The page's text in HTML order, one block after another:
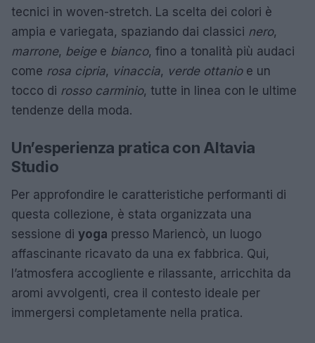
tecnici in woven-stretch. La scelta dei colori è
ampia e variegata, spaziando dai classici nero,
marrone, beigee bianco, fino a tonalità più audaci
come rosa cipria, vinaccia, verde ottanioe un
tocco di rosso carminio, tutte in linea con le ultime
tendenze della moda.
Un’esperienza pratica con Altavia
Studio
Per approfondire le caratteristiche performanti di
questa collezione, è stata organizzata una
sessione di yoga presso Mariencò, un luogo
affascinante ricavato da una ex fabbrica. Qui,
l’atmosfera accogliente e rilassante, arricchita da
aromi avvolgenti, crea il contesto ideale per
immergersi completamente nella pratica.